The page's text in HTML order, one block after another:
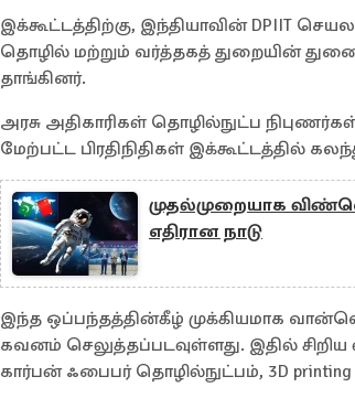
இக்கூட்டத்திற்கு, இந்தியாவின் DPIIT
தொழில் மற்றும் வர்த்தகத் துறையின்
தாங்கினர்.
அரசு அதிகாரிகள் தொழில்நுட்ப
மேற்பட்ட பிரதிநிதிகள் இக்கூட்டத்தில்
முதல்முறையாக
எதிரான நாடு
இந்த ஒப்பந்தத்தின்கீழ் முக்கியமாக
கவனம் செலுத்தப்படவுள்ளது. இதில்
கார்பன் ஃபைபர் தொழில்நுட்பம், 3D printing